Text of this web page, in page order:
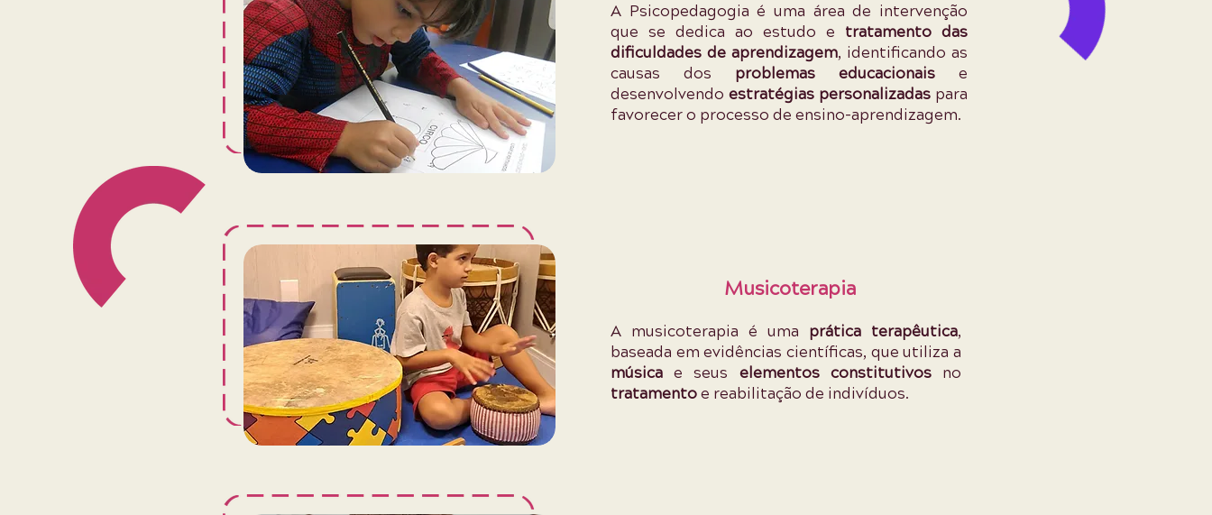
A Psicopedagogia é uma área de intervenção
que se dedica ao estudo e tratamento das
dificuldades de aprendizagem, identificando as
causas dos problemas educacionais e
desenvolvendo estratégias personalizadas para
favorecer o processo de ensino-aprendizagem.
Musicoterapia
A musicoterapia é uma prática terapêutica,
baseada em evidências científicas, que utiliza a
músicae seus elementos constitutivos no
tratamentoe reabilitação de indivíduos.